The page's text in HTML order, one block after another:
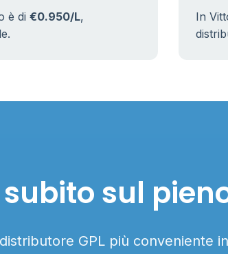
è di €0.950/L,
In
sul
GPL più conveniente